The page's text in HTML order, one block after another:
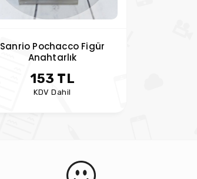
Sanrio Pochacco Figür
Anahtarlık
153 TL
KDV Dahil